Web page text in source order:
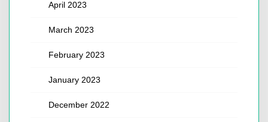
April 2023
March 2023
February 2023
January 2023
December 2022